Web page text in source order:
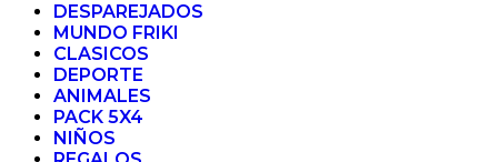
DESPAREJADOS
MUNDO FRIKI
CLASICOS
DEPORTE
ANIMALES
PACK 5X4
NIÑOS